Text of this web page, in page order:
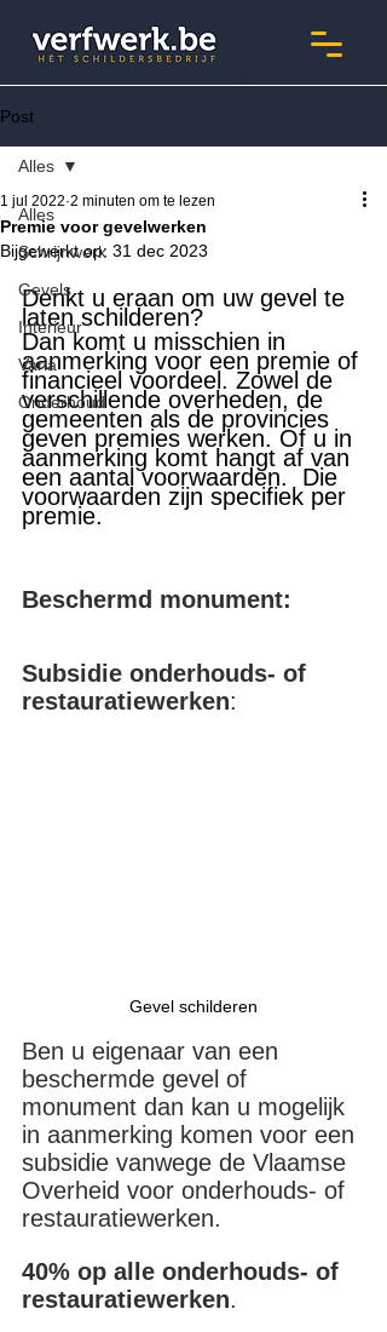
Post
Alles
Schrijnwerk
Gevels
Interieur
Varia
Onderhoud
Alles
Premie voor gevelwerken
1 jul 2022 2 minuten om te lezen
Bijgewerkt op: 31 dec 2023
Denkt u eraan om uw gevel te
laten schilderen?
Dan komt u misschien in
aanmerking voor een premie of
financieel voordeel. Zowel de
verschillende overheden, de
gemeenten als de provincies
geven premies werken. Of u in
aanmerking komt hangt af van
een aantal voorwaarden.  Die
voorwaarden zijn specifiek per
premie.
Beschermd monument:
Subsidie onderhouds- of
restauratiewerken:
Gevel schilderen
Ben u eigenaar van een
beschermde gevel of
monument dan kan u mogelijk
in aanmerking komen voor een
subsidie vanwege de Vlaamse
Overheid voor onderhouds- of
restauratiewerken.
40% op alle onderhouds- of
restauratiewerken.